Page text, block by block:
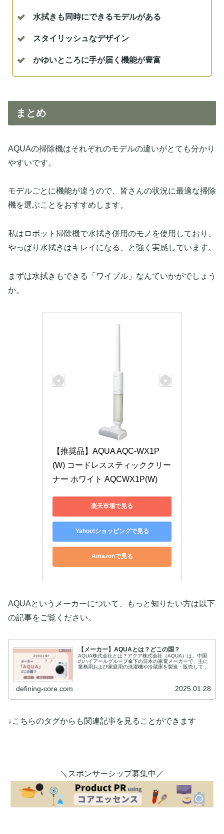
水拭きも同時にできるモデルがある
スタイリッシュなデザイン
かゆいところに手が届く機能が豊富
まとめ
AQUAの掃除機はそれぞれのモデルの違いがとても分かり
やすいです。
モデルごとに機能が違うので、皆さんの状況に最適な掃除
機を選ぶことをおすすめします。
私はロボット掃除機で水拭き併用のモノを使用しており、
やっぱり水拭きはキレイになる、と強く実感しています。
まずは水拭きもできる「ワイプル」なんていかがでしょう
か。
【推奨品】AQUA AQC-WX1P
(W) コードレススティッククリー
ナー ホワイト AQCWX1P(W)
楽天市場で見る
Yahoo!ショッピングで見る
Amazonで見る
AQUAというメーカーについて、もっと知りたい方は以下
の記事をご覧ください。
【メーカー】AQUAとは？どこの国？
AQUA株式会社とは？アクア株式会社（AQUA）は、中国
のハイアールグループ傘下の日本の家電メーカーで、主に
業務用および家庭用の洗濯機や冷蔵庫を製造・販売してい
defining-core.com 2025.01.28
↓こちらのタグからも関連記事を見ることができます
＼スポンサーシップ募集中／